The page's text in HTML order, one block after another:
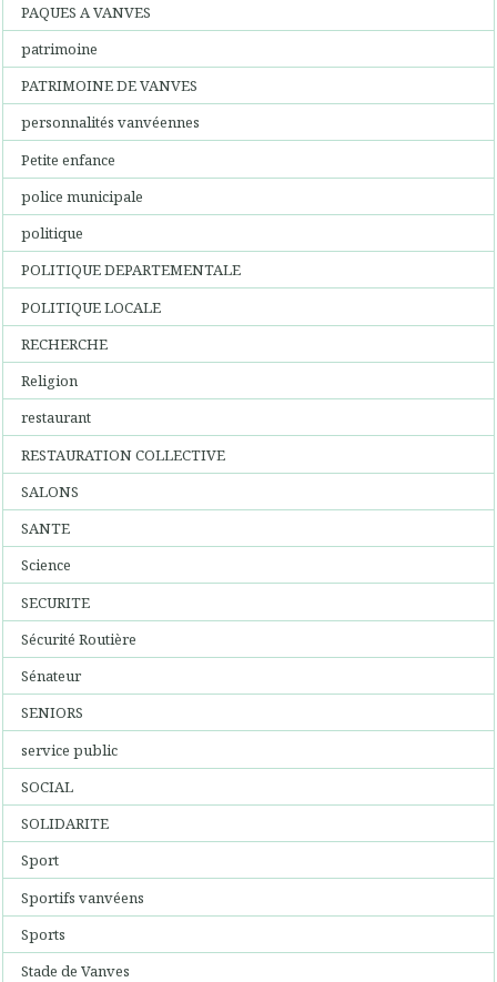
PAQUES A VANVES
patrimoine
PATRIMOINE DE VANVES
personnalités vanvéennes
Petite enfance
police municipale
politique
POLITIQUE DEPARTEMENTALE
POLITIQUE LOCALE
RECHERCHE
Religion
restaurant
RESTAURATION COLLECTIVE
SALONS
SANTE
Science
SECURITE
Sécurité Routière
Sénateur
SENIORS
service public
SOCIAL
SOLIDARITE
Sport
Sportifs vanvéens
Sports
Stade de Vanves